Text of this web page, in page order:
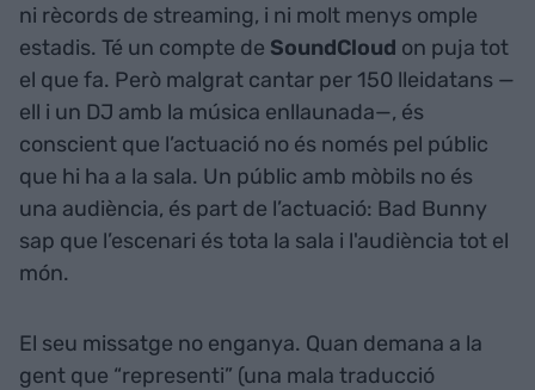
ni rècords de streaming, i ni molt menys omple
estadis. Té un compte de SoundCloud on puja tot
el que fa. Però malgrat cantar per 150 lleidatans —
ell i un DJ amb la música enllaunada—, és
conscient que l’actuació no és només pel públic
que hi ha a la sala. Un públic amb mòbils no és
una audiència, és part de l’actuació: Bad Bunny
sap que l’escenari és tota la sala i l'audiència tot el
món.
El seu missatge no enganya. Quan demana a la
gent que “representi” (una mala traducció